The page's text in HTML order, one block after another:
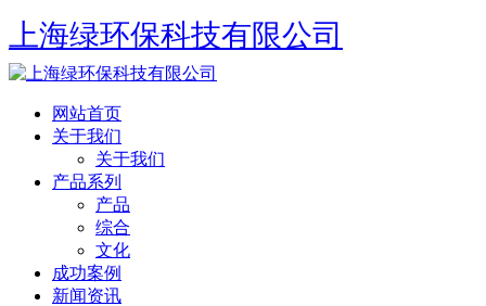
上海绿环保科技有限公司
网站首页
关于我们
关于我们
产品系列
产品
综合
文化
成功案例
新闻资讯